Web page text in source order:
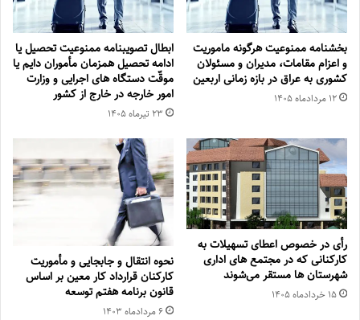
بخشنامه ممنوعیت هرگونه ماموریت
و اعزام مقامات، مدیران و مسئولان
کشوری به عراق در بازه زمانی اربعین
۱۲ مرداد‌ماه ۱۴۰۵
ابطال تصویبنامه ممنوعیت تحصیل یا
ادامه تحصیل همزمان مأموران دایم یا
موقّت دستگاه های اجرایی و وزارت
امور خارجه در خارج از کشور
۲۳ تیر‌ماه ۱۴۰۵
رأی در خصوص اعطای تسهیلات به
کارکنانی که در مجتمع های اداری
شهرستان ها مستقر می‌شوند
۱۵ خرداد‌ماه ۱۴۰۵
نحوه انتقال و جابجایی و مأموریت
کارکنان قرارداد کار معین بر اساس
قانون برنامه هفتم توسعه
۶ مرداد‌ماه ۱۴۰۳